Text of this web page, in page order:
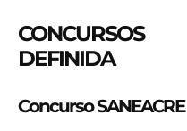
DEFINIDA
Concurso SANEACRE